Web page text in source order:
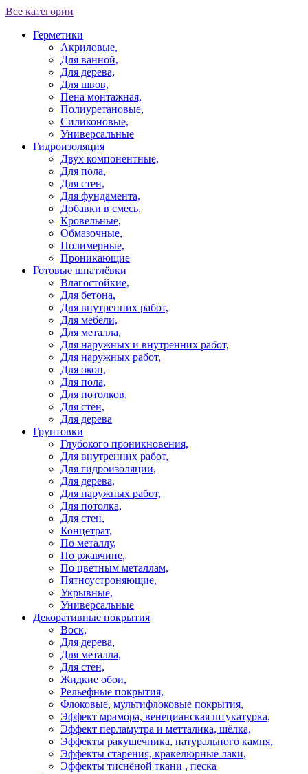
Все категории
Герметики
Акриловые,
Для ванной,
Для дерева,
Для швов,
Пена монтажная,
Полиуретановые,
Силиконовые,
Универсальные
Гидроизоляция
Двух компонентные,
Для пола,
Для стен,
Для фундамента,
Добавки в смесь,
Кровельные,
Обмазочные,
Полимерные,
Проникающие
Готовые шпатлёвки
Влагостойкие,
Для бетона,
Для внутренних работ,
Для мебели,
Для металла,
Для наружных и внутренних работ,
Для наружных работ,
Для окон,
Для пола,
Для потолков,
Для стен,
Для дерева
Грунтовки
Глубокого проникновения,
Для внутренних работ,
Для гидроизоляции,
Для дерева,
Для наружных работ,
Для потолка,
Для стен,
Концетрат,
По металлу,
По ржавчине,
По цветным металлам,
Пятноустроняющие,
Укрывные,
Универсальные
Декоративные покрытия
Воск,
Для дерева,
Для металла,
Для стен,
Жидкие обои,
Рельефные покрытия,
Флоковые, мультифлоковые покрытия,
Эффект мрамора, венецианская штукатурка,
Эффект перламутра и метталика, шёлка,
Эффекты ракушечника, натурального камня,
Эффекты старения, кракелюрные лаки,
Эффекты тиснёной ткани , песка